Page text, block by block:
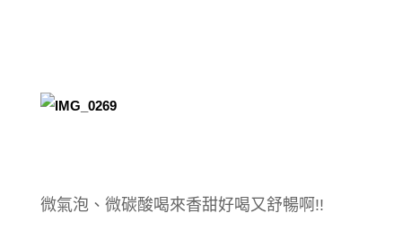
微氣泡、微碳酸喝來香甜好喝又舒暢啊!!